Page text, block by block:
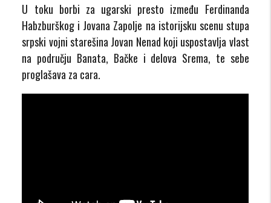
U toku borbi za ugarski presto između Ferdinanda
Habzburškog i Jovana Zapolje na istorijsku scenu stupa
srpski vojni starešina Jovan Nenad koji uspostavlja vlast
na području Banata, Bačke i delova Srema, te sebe
proglašava za cara.